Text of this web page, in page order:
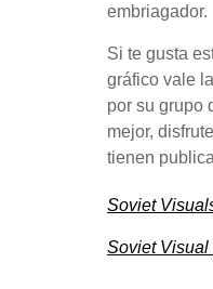
embriagador.
Si te gusta
gráfico vale
por su grupo
mejor,
tienen
Soviet
Soviet Visual